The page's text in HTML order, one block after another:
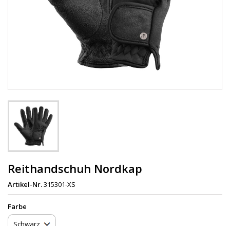
Reithandschuh Nordkap
Artikel-Nr.315301-XS
Farbe